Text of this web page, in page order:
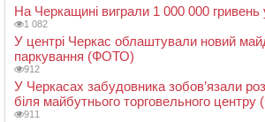
На Черкащині виграли 1 000 000 гривень
1 082
У центрі Черкас облаштували новий
паркування (ФОТО)
912
У Черкасах забудовника зобов’язали
біля майбутнього торговельного
911